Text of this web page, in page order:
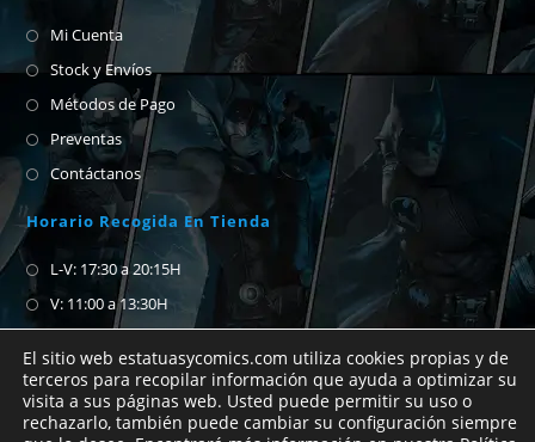
Si no encuentras el cómic que buscas no
Mi Cuenta
Stock y Envíos
Métodos de Pago
Preventas
Contáctanos
Horario Recogida En Tienda
L-V: 17:30 a 20:15H
V: 11:00 a 13:30H
El sitio web estatuasycomics.com utiliza cookies propias y de
terceros para recopilar información que ayuda a optimizar su
visita a sus páginas web. Usted puede permitir su uso o
rechazarlo, también puede cambiar su configuración siempre